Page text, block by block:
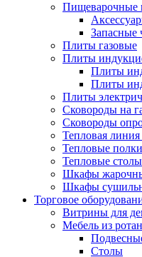
Пищеварочные
Запасные
Плиты газовые
Плиты
Плиты
Плиты
Плиты
Сковороды на
Сковороды
Тепловая
Тепловые полки
Тепловые столы
Шкафы
Шкафы
Торговое
Витрины для
Мебель из
Столы